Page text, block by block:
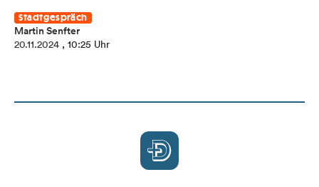
Stadtgespräch
Martin Senfter
20.11.2024 , 10:25 Uhr